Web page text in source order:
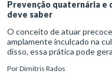
Prevenção quaternária e
deve saber
O conceito de atuar
amplamente inculcado na
disso, essa prática pode
PorDimitris Rados